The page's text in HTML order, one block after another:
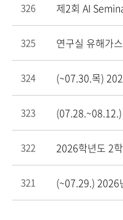
326 제2회 AI
325 연구실 유해가
324 (~07.30.목)
323
322 2026학년도 2
321 (~07.29.) 2026